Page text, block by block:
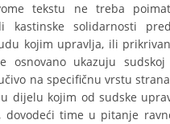
tekstu ne treba
kastinske solidarnosti
kojim upravlja, ili
osnovano ukazuju
na specifičnu vrstu
dijelu kojim od sudske
dovodeći time u pitanje